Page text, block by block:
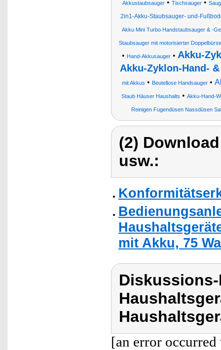
Akkustaubsauger • Tischsauger •
2in1-Akku-Staubsauger- und-
Akku Mini Turbo Handstaubsauger & -
Staubsauger mit motorisierter
• Hand-Akkusauger • Akku-
Akku-Zyklon-Hand-
mit Akkus • Beutellose Handsauger •
Staub Häuser Haushalts • Akku-Hand-
Reinigen Fugendüsen Nassdüsen
(2)
usw.:
mit Akku, 75
[an error